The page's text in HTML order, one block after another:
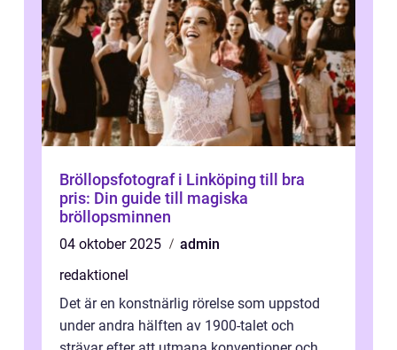
Bröllopsfotograf i Linköping till bra
pris: Din guide till magiska
bröllopsminnen
04 oktober 2025
admin
redaktionel
Det är en konstnärlig rörelse som uppstod
under andra hälften av 1900-talet och